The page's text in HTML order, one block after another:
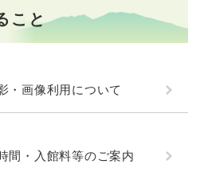
こと
・画像利用について
・入館料等のご案内